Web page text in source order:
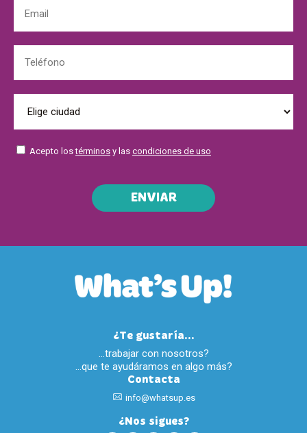
Acepto lostérminos y las condiciones de uso
ENVIAR
¿Te gustaría...
…trabajar con nosotros?
…que te ayudáramos en algo más?
Contacta
info@whatsup.es
¿Nos sigues?